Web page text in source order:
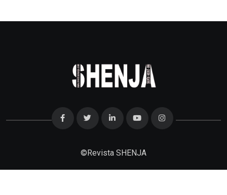
©Revista SHENJA